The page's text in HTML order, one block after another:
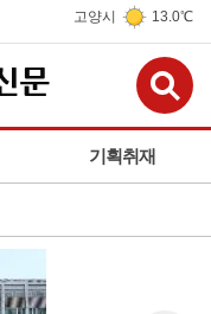
고양시 13.0℃
기획취재